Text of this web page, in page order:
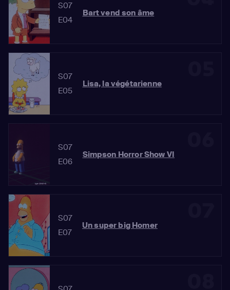
S07
E04
Bart vend son âme
S07
E05
Lisa, la végétarienne
S07
E06
Simpson Horror Show VI
S07
E07
Un super big Homer